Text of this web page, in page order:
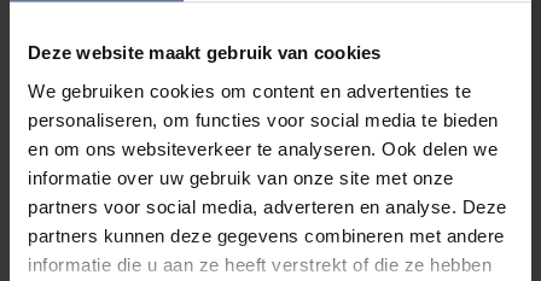
Deze website maakt gebruik van cookies
We gebruiken cookies om content en advertenties te
personaliseren, om functies voor social media te bieden
en om ons websiteverkeer te analyseren. Ook delen we
informatie over uw gebruik van onze site met onze
partners voor social media, adverteren en analyse. Deze
partners kunnen deze gegevens combineren met andere
informatie die u aan ze heeft verstrekt of die ze hebben